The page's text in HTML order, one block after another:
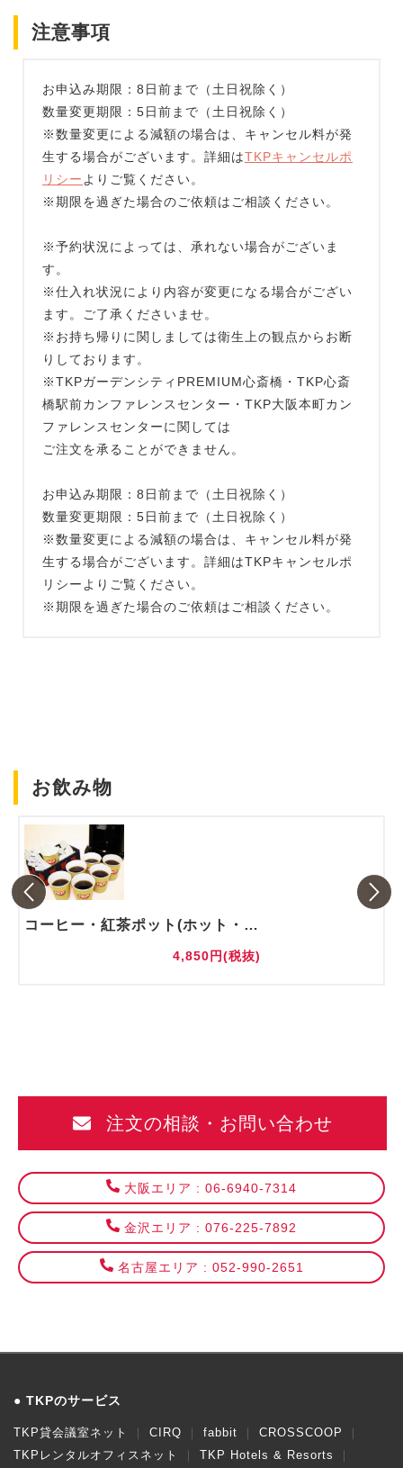
注意事項
お申込み期限：8日前まで（土日祝除く）
数量変更期限：5日前まで（土日祝除く）
※数量変更による減額の場合は、キャンセル料が発
生する場合がございます。詳細はTKPキャンセルポ
リシー よりご覧ください。
※期限を過ぎた場合のご依頼はご相談ください。
※予約状況によっては、承れない場合がございま
す。
※仕入れ状況により内容が変更になる場合がござい
ます。ご了承くださいませ。
※お持ち帰りに関しましては衛生上の観点からお断
りしております。
※TKPガーデンシティPREMIUM心斎橋・TKP心斎
橋駅前カンファレンスセンター・TKP大阪本町カン
ファレンスセンターに関しては
ご注文を承ることができません。
お申込み期限：8日前まで（土日祝除く）
数量変更期限：5日前まで（土日祝除く）
※数量変更による減額の場合は、キャンセル料が発
生する場合がございます。詳細はTKPキャンセルポ
リシーよりご覧ください。
※期限を過ぎた場合のご依頼はご相談ください。
お飲み物
コーヒー・紅茶ポット(ホット・アイス)
4,850円(税抜)
注文の相談・お問い合わせ
大阪エリア : 06-6940-7314
金沢エリア : 076-225-7892
名古屋エリア : 052-990-2651
TKPのサービス
TKP貸会議室ネット CIRQ fabbit
CROSSCOOP
TKPレンタルオフィスネット
TKP Hotels & Resorts